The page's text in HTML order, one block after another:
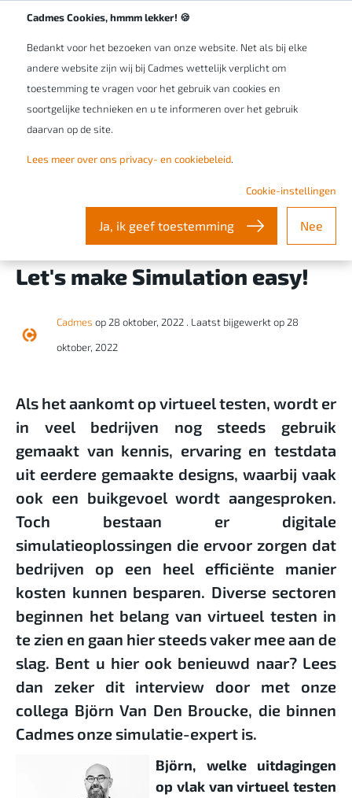
Cadmes Cookies, hmmm lekker! 🍪
Bedankt voor het bezoeken van onze website. Net als bij elke
andere website zijn wij bij Cadmes wettelijk verplicht om
toestemming te vragen voor het gebruik van cookies en
soortgelijke technieken en u te informeren over het gebruik
daarvan op de site.
Lees meer over ons privacy- en cookiebeleid.
Cookie-instellingen
Ja, ik geef toestemming Nee
Werken bij Cadmes
PRODUCT INFORMATIE - 12 MIN READ
Let's make Simulation easy!
Cadmes op 28 oktober, 2022 . Laatst bijgewerkt op 28
oktober, 2022
Als het aankomt op virtueel testen, wordt er
in veel bedrijven nog steeds gebruik
gemaakt van kennis, ervaring en testdata
uit eerdere gemaakte designs, waarbij vaak
ook een buikgevoel wordt aangesproken.
Toch bestaan er digitale
simulatieoplossingen die ervoor zorgen dat
bedrijven op een heel efficiënte manier
kosten kunnen besparen. Diverse sectoren
beginnen het belang van virtueel testen in
te zien en gaan hier steeds vaker mee aan de
slag. Bent u hier ook benieuwd naar? Lees
dan zeker dit interview door met onze
collega Björn Van Den Broucke, die binnen
Cadmes onze simulatie-expert is.
Björn, welke uitdagingen
op vlak van virtueel testen